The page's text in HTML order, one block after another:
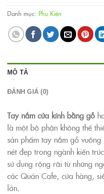
Danh mục: Phụ Kiện
MÔ TẢ
ĐÁNH GIÁ (0)
Tay nắm cửa kính bằng gỗ
là một bộ phận không thể
sản phẩm tay nắm gỗ
nét đẹp trong ngành kiến
sử dụng rộng rãi từ những
các Quán Cafe, cửa hàng,
lớn.